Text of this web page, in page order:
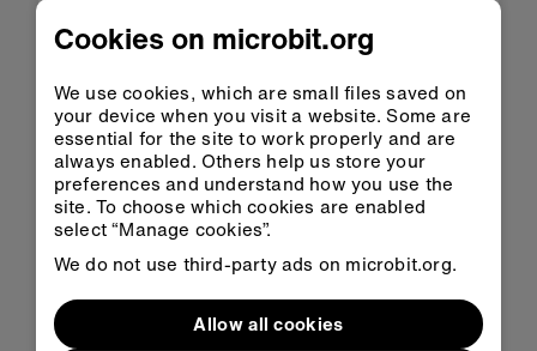
Kako to radi
Ovaj uređaj za bilježenje podataka sprema
podatke čak i kad je micro:bitu isključeno
napajanje. To radi tako da pohranjuje podatke u
postojanu memoriju. To je računalna memorija
čiji sadržaj ostaje i kada se isključi napajanje,
baš kao što program koji si preuzeo (flashao) u u
micro:bit ostaje u njemu i kada ga odvojimo od
računala.
Podaci se spremaju u micro:bit u dvije
tekstualne
datoteke
mogu pročitati i ažurirati programom u Pythonu.
Cookies on microbit.org
We use cookies, which are small files saved on
your device when you visit a website. Some are
essential for the site to work properly and are
always enabled. Others help us store your
preferences and understand how you use the
site. To choose which cookies are enabled
select “Manage cookies”.
We do not use third-party ads on microbit.org.
Allow all cookies